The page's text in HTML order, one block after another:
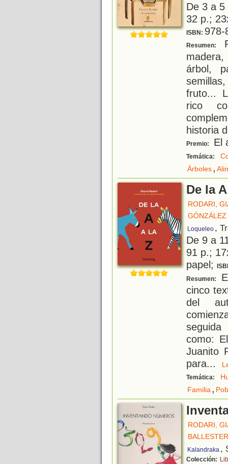
De 3 a
32 p.;
ISBN: 978-
Resumen:
árbol,
fruto...
rico
historia
Premio: El
Temática:
Árboles,
De la
RODARI,
Loqueleo ,
De 9 a
91 p.;
papel;
Resumen:
cinco
del
como:
Juanito
para...
Temática:
Familia,
RODARI,
Kalandraka ,
Colección: